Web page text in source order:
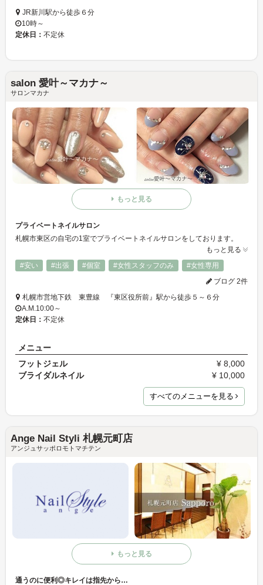
JR新川駅から徒歩６分
10時～
定休日： 不定休
salon 愛叶～マカナ～
サロンマカナ
もっと見る
プライベートネイルサロン
札幌市東区の自宅の1室でプライベートネイルサロンをしております。
もっと見る
#安い
#出張 #個室 #女性スタッフのみ
#女性専用
ブログ 2件
札幌市営地下鉄 東豊線 『東区役所前』駅から徒歩５～６分
A.M.10:00～
定休日： 不定休
メニュー
フットジェル
¥ 8,000
ブライダルネイル
¥ 10,000
すべてのメニューを見る
Ange Nail Styli 札幌元町店
アンジュサッポロモトマチテン
もっと見る
通うのに便利◎キレイは指先から…